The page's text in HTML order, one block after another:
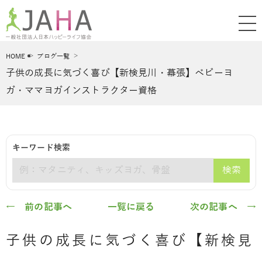
HOME ブログ一覧
子供の成長に気づく喜び【新検見川・幕張】ベビーヨ
ガ・ママヨガインストラクター資格
キーワード検索
検索
← 前の記事へ 一覧に戻る 次の記事へ →
子供の成長に気づく喜び【新検見